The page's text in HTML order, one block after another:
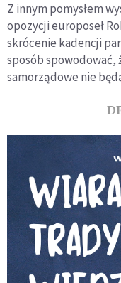
Z innym pomysłem
opozycji europoseł
skrócenie kadencji
sposób spowodować,
samorządowe nie